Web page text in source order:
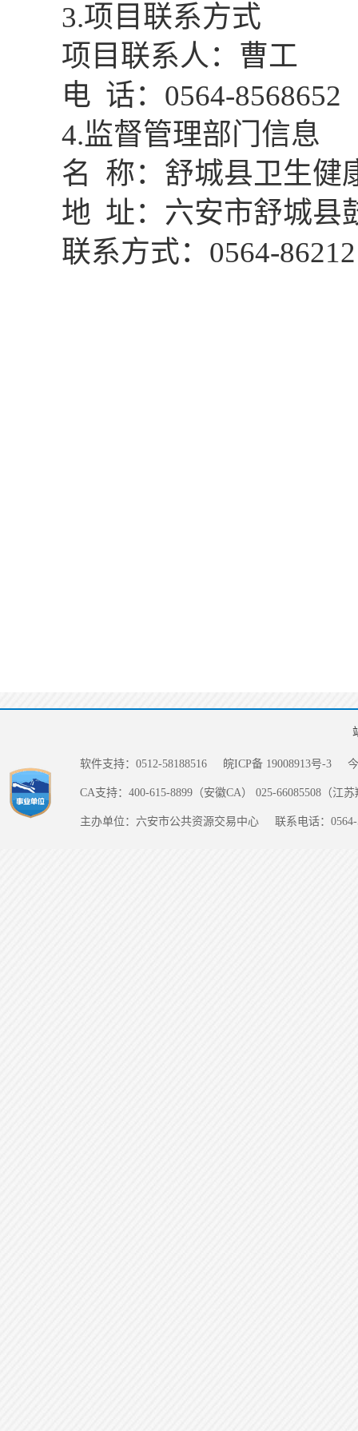
3.项目联系方式
项目联系人：曹工
电 话： 0564-8568652
4.监督管理部门信息
名 称： 舒城县卫生健
地 址：六安市舒城县
联系方式： 0564-
软件支持：0512-58188516 皖ICP备 19008913号-3
CA支持：400-615-8899（安徽CA） 025-66085508（江
主办单位：六安市公共资源交易中心 联系电话：0564-